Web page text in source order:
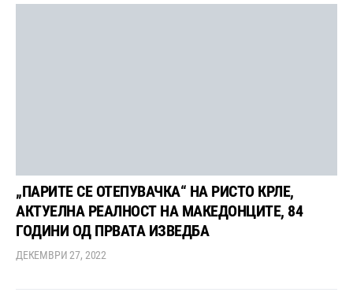
„ПАРИТЕ СЕ ОТЕПУВАЧКА“ НА РИСТО КРЛЕ,
АКТУЕЛНА РЕАЛНОСТ НА МАКЕДОНЦИТЕ, 84
ГОДИНИ ОД ПРВАТА ИЗВЕДБА
ДЕКЕМВРИ 27, 2022